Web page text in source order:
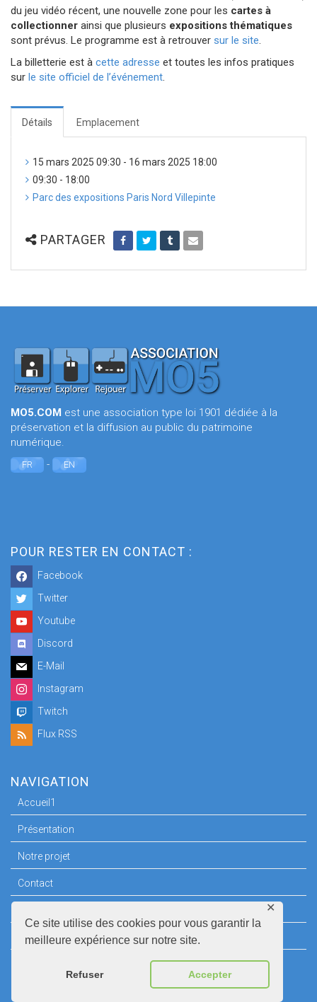
Ce site utilise des cookies pour vous garantir la
meilleure expérience sur notre site.
Refuser Accepter
✕
du jeu vidéo récent, une nouvelle zone pour les cartes à
collectionner ainsi que plusieurs expositions thématiques
sont prévus. Le programme est à retrouver sur le site.
La billetterie est à cette adresse et toutes les infos pratiques
sur le site officiel de l’événement.
Détails Emplacement
15 mars 2025 09:30 - 16 mars 2025 18:00
09:30 - 18:00
Parc des expositions Paris Nord Villepinte
PARTAGER
MO5.COM est une association type loi 1901 dédiée à la
préservation et la diffusion au public du patrimoine
numérique.
FR - EN
POUR RESTER EN CONTACT :
Facebook
Twitter
Youtube
Discord
E-Mail
Instagram
Twitch
Flux RSS
NAVIGATION
Accueil1
Présentation
Notre projet
Contact
Mentions légales